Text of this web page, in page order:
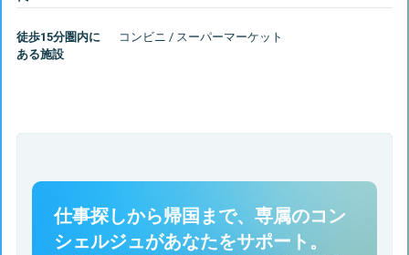
徒歩15分圏内に
ある施設
コンビニ / スーパーマーケット
仕事探しから帰国まで、専属のコン
シェルジュがあなたをサポート。